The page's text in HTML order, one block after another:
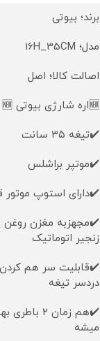
برند؛ بیوتی
مدل؛ 16H_35CM
اصالت کالا؛ اصل
🆕اره شارژی بیوتی 🆕
✔️تیغه ۳۵ سانت
✔️موتپر براشلس
✔️دارای استوپ موتور
✔️مجهزبه مغزن روغن
زنجیر اتوماتیک
✔️قابلیت سر هم
دردسر تیغه
✔️هم زمان ۲
میشه